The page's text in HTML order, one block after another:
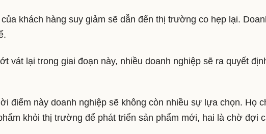
khách hàng suy giảm sẽ dẫn đến thị trường co hẹp lại.
vát lại trong giai đoạn này, nhiều doanh nghiệp sẽ ra quyết
điểm này doanh nghiệp sẽ không còn nhiều sự lựa chọn. Họ
khỏi thị trường để phát triển sản phẩm mới, hai là chờ đợi